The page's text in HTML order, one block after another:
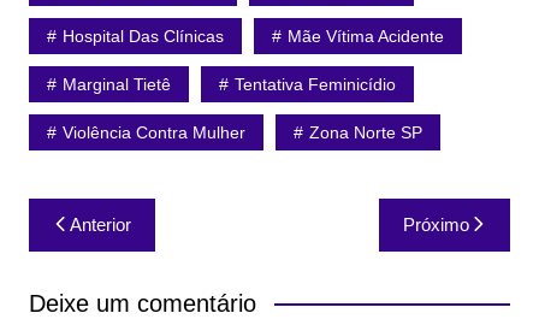
Hospital Das Clínicas Mãe Vítima Acidente
Marginal Tietê Tentativa Feminicídio
Violência Contra Mulher Zona Norte SP
Navegação
de
Post
Anterior Próximo
Deixe um comentário